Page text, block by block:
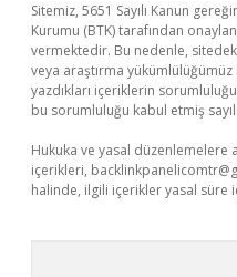
Sitemiz, 5651 Sayılı Kanun
Kurumu (BTK) tarafından
vermektedir. Bu nedenle,
veya araştırma
yazdıkları içeriklerin
bu sorumluluğu kabul etmiş
Hukuka ve yasal düzenlemelere
içerikleri,
halinde, ilgili içerikler yasal süre